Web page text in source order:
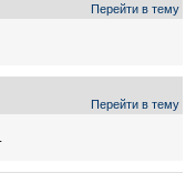
Перейти в тему
Перейти в тему